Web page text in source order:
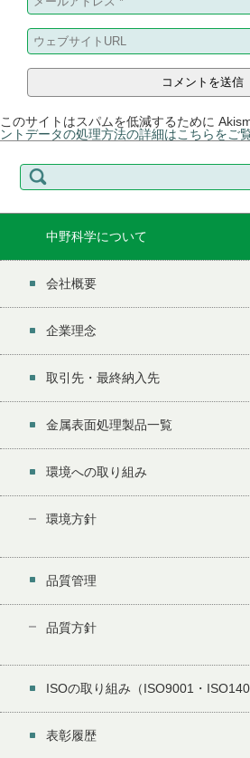
このサイトはスパムを低減するために
ントデータの処理方法の詳細はこちらをご
索:
中野科学について
会社概要
企業理念
取引先・最終納入先
金属表面処理製品一覧
環境への取り組み
環境方針
品質管理
品質方針
ISOの取り組み（ISO9001・
表彰履歴